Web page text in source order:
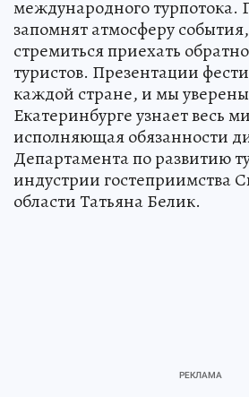
международного турпотока.
запомнят атмосферу
стремиться приехать
туристов. Презентации
каждой стране, и мы
Екатеринбурге узнает весь
исполняющая обязанности
Департамента по развитию
индустрии гостеприимства
области Татьяна Белик.